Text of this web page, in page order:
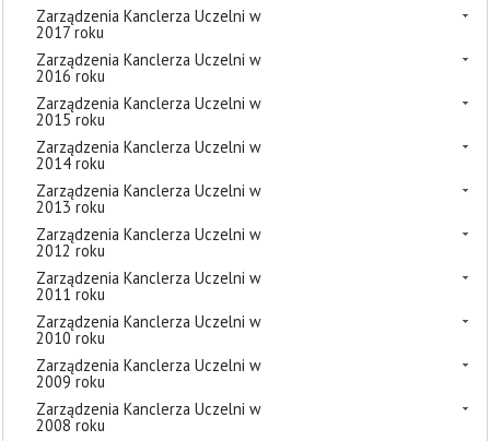
Zarządzenia Kanclerza Uczelni w
2017 roku
Zarządzenia Kanclerza Uczelni w
2016 roku
Zarządzenia Kanclerza Uczelni w
2015 roku
Zarządzenia Kanclerza Uczelni w
2014 roku
Zarządzenia Kanclerza Uczelni w
2013 roku
Zarządzenia Kanclerza Uczelni w
2012 roku
Zarządzenia Kanclerza Uczelni w
2011 roku
Zarządzenia Kanclerza Uczelni w
2010 roku
Zarządzenia Kanclerza Uczelni w
2009 roku
Zarządzenia Kanclerza Uczelni w
2008 roku